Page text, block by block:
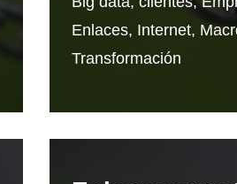
Enlaces, Internet,
Transformación